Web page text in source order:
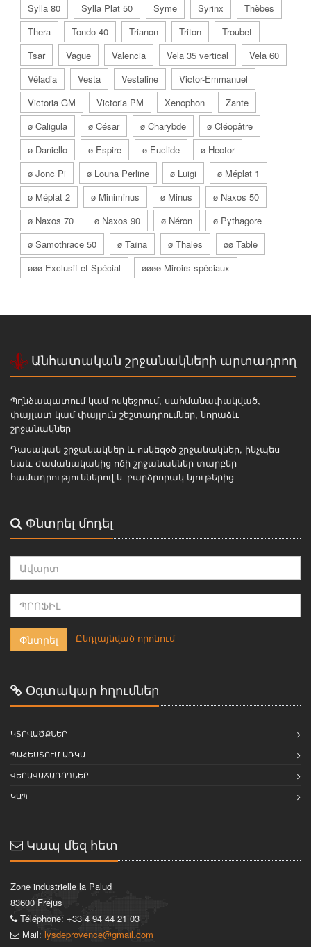
Sylla 80
Sylla Plat 50 Syme Syrinx
Thèbes
Thera
Tondo 40 Trianon Triton
Troubet
Tsar
Vague Valencia Vela 35 vertical
Vela 60
Véladia
Vesta Vestaline
Victor-Emmanuel
Victoria GM
Victoria PM Xenophon
Zante
ø Caligula
ø César ø Charybde
ø Cléopâtre
ø Daniello
ø Espire ø Euclide
ø Hector
ø Jonc Pi
ø Louna Perline ø Luigi
ø Méplat 1
ø Méplat 2
ø Miniminus ø Minus
ø Naxos 50
ø Naxos 70
ø Naxos 90 ø Néron
ø Pythagore
ø Samothrace 50
ø Taïna ø Thales
øø Table
øøø Exclusif et Spécial
øøøø Miroirs spéciaux
Անհատական շրջանակների արտադրող
Պղնձապատում կամ ոսկեջրում, սահմանափակված,
փայլատ կամ փայլուն շեշտադրումներ, նորաձև
շրջանակներ
Դասական շրջանակներ և ոսկեզօծ շրջանակներ, ինչպես
նաև ժամանակակից ոճի շրջանակներ տարբեր
համադրություններով և բարձրորակ նյութերից
Փնտրել մոդել
Փնտրել Ընդլայնված որոնում
Օգտակար հղումներ
ԿՏՐՎԱԾՔՆԵՐ
ՊԱՀԵՍՏՈՒՄ ԱՌԿԱ
ՎԵՐԱՎԱՃԱՌՈՂՆԵՐ
ԿԱՊ
Կապ մեզ հետ
Zone industrielle la Palud
83600 Fréjus
Téléphone: +33 4 94 44 21 03
Mail: lysdeprovence@gmail.com